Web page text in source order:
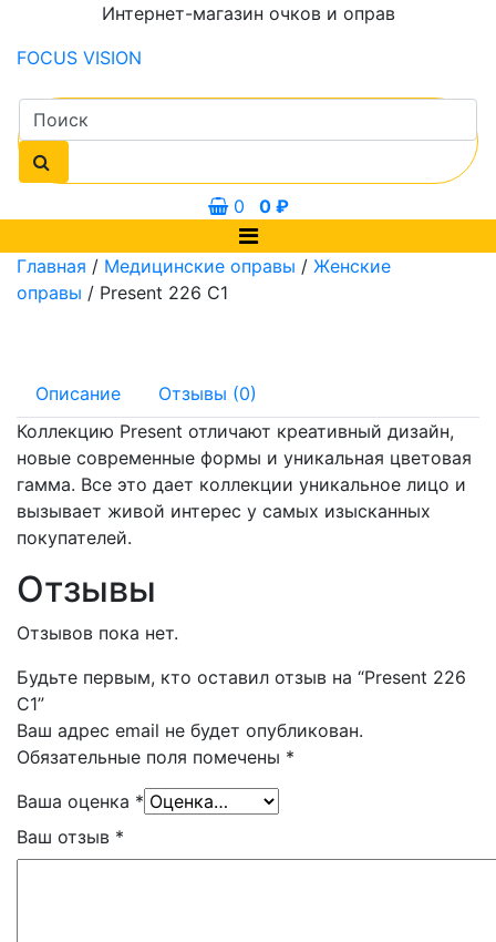
Интернет-магазин очков и оправ
FOCUS VISION
0 0 ₽
Главная / Медицинские оправы / Женские
оправы / Present 226 C1
Описание
Отзывы (0)
Коллекцию Present отличают креативный дизайн,
новые современные формы и уникальная цветовая
гамма. Все это дает коллекции уникальное лицо и
вызывает живой интерес у самых изысканных
покупателей.
Отзывы
Отзывов пока нет.
Будьте первым, кто оставил отзыв на “Present 226
C1”
Ваш адрес email не будет опубликован.
Обязательные поля помечены *
Ваша оценка *
Ваш отзыв *